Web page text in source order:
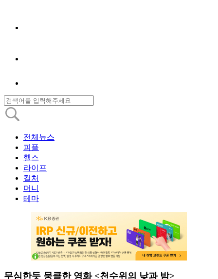
전체뉴스
피플
헬스
라이프
컬처
머니
테마
무심한듯 뭉클한 영화 <천수위의 낮과 밤>